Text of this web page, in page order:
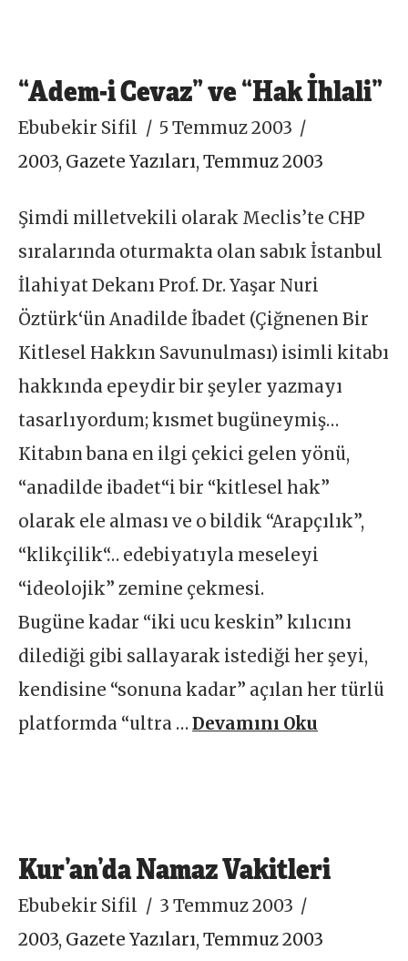
“Adem-i Cevaz” ve “Hak İhlali”
Ebubekir Sifil
5 Temmuz 2003
2003, Gazete Yazıları,Temmuz 2003
Şimdi milletvekili olarak Meclis’te CHP
sıralarında oturmakta olan sabık İstanbul
İlahiyat Dekanı Prof. Dr. Yaşar Nuri
Öztürk‘ün Anadilde İbadet (Çiğnenen Bir
Kitlesel Hakkın Savunulması) isimli kitabı
hakkında epeydir bir şeyler yazmayı
tasarlıyordum; kısmet bugüneymiş…
Kitabın bana en ilgi çekici gelen yönü,
“anadilde ibadet“i bir “kitlesel hak”
olarak ele alması ve o bildik “Arapçılık”,
“klikçilik“… edebiyatıyla meseleyi
“ideolojik” zemine çekmesi.
Bugüne kadar “iki ucu keskin” kılıcını
dilediği gibi sallayarak istediği her şeyi,
kendisine “sonuna kadar” açılan her türlü
platformda “ultra …Devamını Oku
Kur’an’da Namaz Vakitleri
Ebubekir Sifil
3 Temmuz 2003
2003, Gazete Yazıları,Temmuz 2003